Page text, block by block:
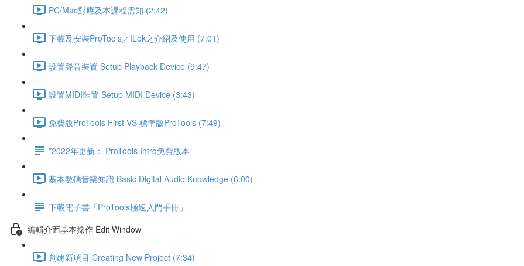
PC/Mac對應及本課程需知 (2:42)
下載及安裝ProTools／ILok之介紹及使用 (7:01)
設置聲音裝置 Setup Playback Device (9:47)
設置MIDI裝置 Setup MIDI Device (3:43)
免費版ProTools First VS 標準版ProTools (7:49)
*2022年更新： ProTools Intro免費版本
基本數碼音樂知識 Basic Digital Audio Knowledge (6:00)
下載電子書「ProTools極速入門手冊」
編輯介面基本操作 Edit Window
創建新項目 Creating New Project (7:34)